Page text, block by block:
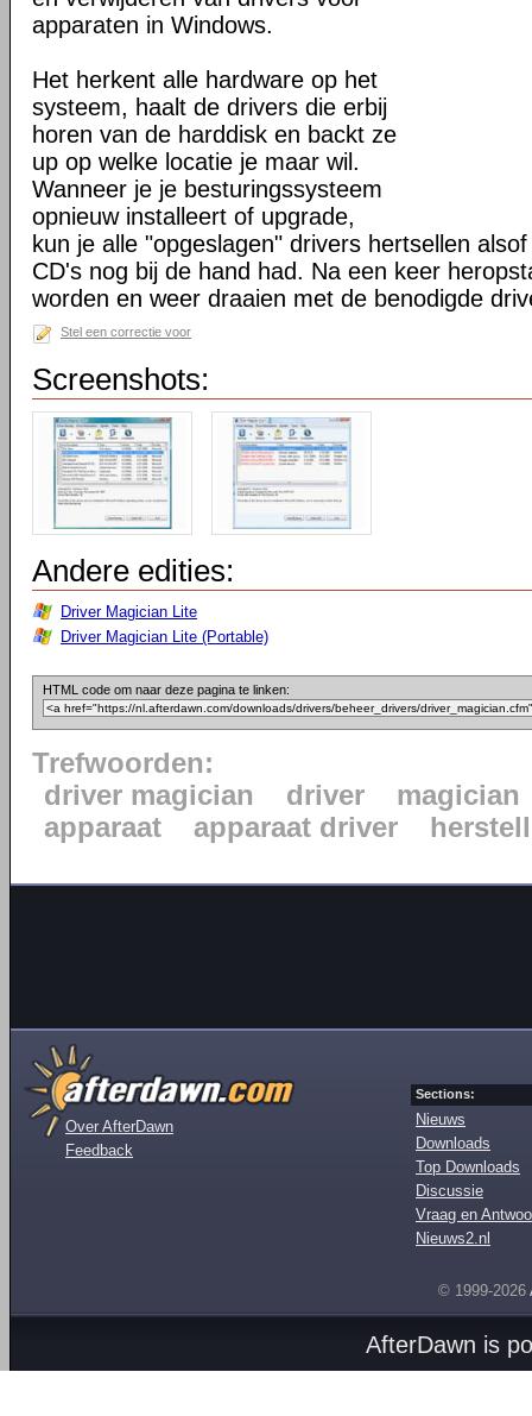
apparaten in Windows.
Het herkent alle hardware op het
systeem, haalt de drivers die erbij
horen van de harddisk en backt ze
up op welke locatie je maar wil.
Wanneer je je besturingssysteem
opnieuw installeert of upgrade,
kun je alle "opgeslagen" drivers hertsellen
CD's nog bij de hand had. Na een keer
worden en weer draaien met de benodigde
Stel een correctie voor
Screenshots:
Andere edities:
Driver Magician Lite
Driver Magician Lite (Portable)
HTML code om naar deze pagina te linken:
Trefwoorden:
driver magician
driver
magician
apparaat
apparaat driver
Over AfterDawn
Feedback
Sections:
Nieuws
Downloads
Top Downloads
Discussie
Vraag en
Nieuws2.nl
© 1999-2026
AfterDawn is